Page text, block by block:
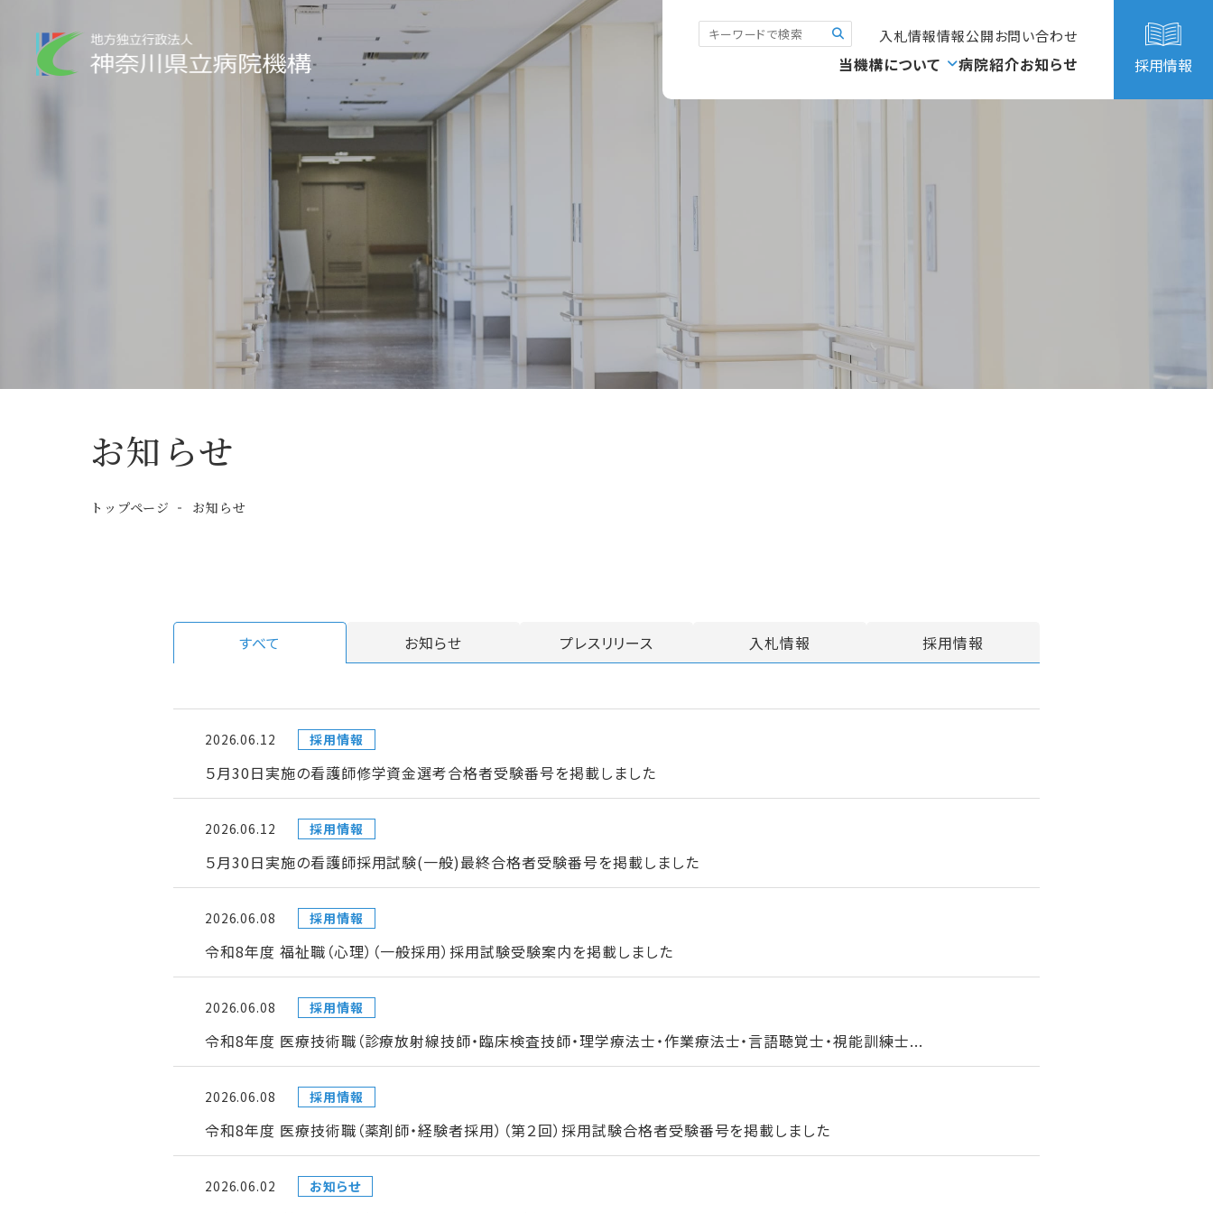
入札情報情報公開お問い合わせ
当機構について 病院紹介お知らせ 採用情報
お知らせ
トップページ お知らせ
すべて お知らせ プレスリリース 入札情報 採用情報
2026.06.12 採用情報
５月30日実施の看護師修学資金選考合格者受験番号を掲載しました
2026.06.12 採用情報
５月30日実施の看護師採用試験(一般)最終合格者受験番号を掲載しました
2026.06.08 採用情報
令和8年度 福祉職（心理）（一般採用）採用試験受験案内を掲載しました
2026.06.08 採用情報
令和8年度 医療技術職（診療放射線技師・臨床検査技師・理学療法士・作業療法士・言語聴覚士・視能訓練士...
2026.06.08 採用情報
令和8年度 医療技術職（薬剤師・経験者採用）（第２回）採用試験合格者受験番号を掲載しました
2026.06.02 お知らせ